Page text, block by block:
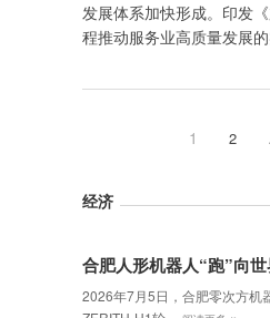
发展体系加快形成。印发
程推动服务业高质量发展
1 2
经济
合肥人形机器人“跑”向
2026年7月5日，合肥零次方机